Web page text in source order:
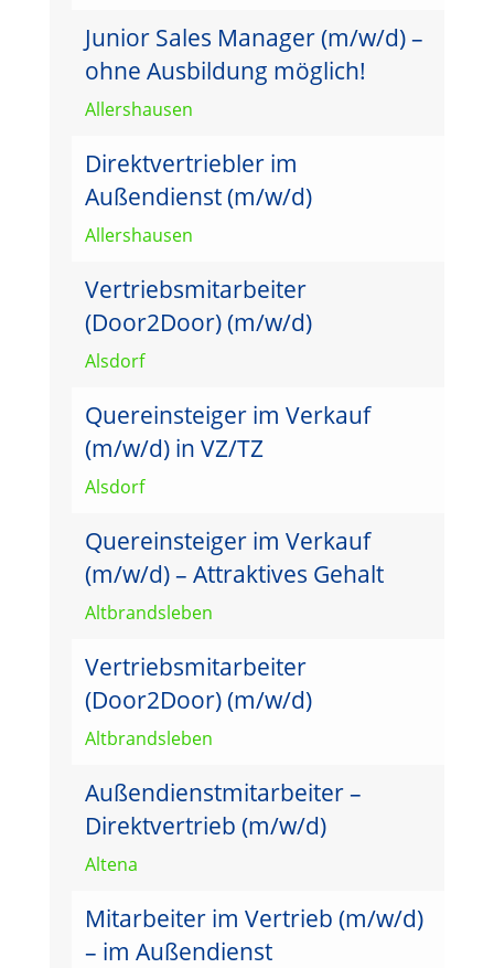
Junior Sales Manager (m/w/d) –
ohne Ausbildung möglich!
Allershausen
Direktvertriebler im
Außendienst (m/w/d)
Allershausen
Vertriebsmitarbeiter
(Door2Door) (m/w/d)
Alsdorf
Quereinsteiger im Verkauf
(m/w/d) in VZ/TZ
Alsdorf
Quereinsteiger im Verkauf
(m/w/d) – Attraktives Gehalt
Altbrandsleben
Vertriebsmitarbeiter
(Door2Door) (m/w/d)
Altbrandsleben
Außendienstmitarbeiter –
Direktvertrieb (m/w/d)
Altena
Mitarbeiter im Vertrieb (m/w/d)
– im Außendienst